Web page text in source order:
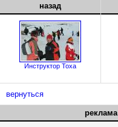
назад
Инструктор Тоха
вернуться
реклама